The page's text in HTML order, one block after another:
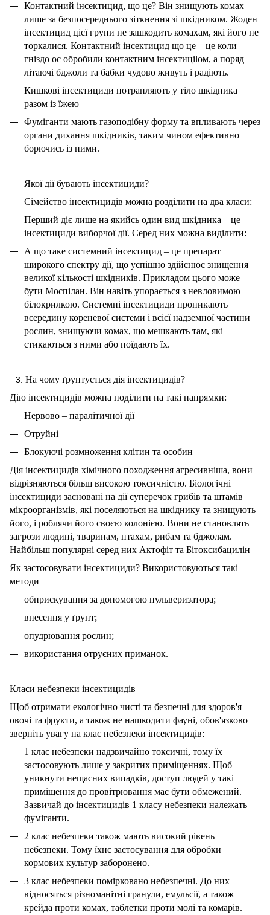
Контактний інсектицид, що це? Він знищують комах
лише за безпосереднього зіткнення зі шкідником. Жоден
інсектицид цієї групи не зашкодить комахам, які його не
торкалися. Контактний інсектицид що це – це коли
гніздо ос обробили контактним інсектиціlом, а поряд
літаючі бджоли та бабки чудово живуть і радіють.
Кишкові інсектициди потрапляють у тіло шкідника
разом із їжею
Фуміганти мають газоподібну форму та впливають через
органи дихання шкідників, таким чином ефективно
борючись із ними.
Якої дії бувають інсектициди?
Сімейство інсектицидів можна розділити на два класи:
Перший діє лише на якийсь один вид шкідника – це
інсектициди виборчої дії. Серед них можна виділити:
А що таке системний інсектицид – це препарат
широкого спектру дії, що успішно здійснює знищення
великої кількості шкідників. Прикладом цього може
бути Моспілан. Він навіть упорається з невловимою
білокрилкою. Системні інсектициди проникають
всередину кореневої системи і всієї надземної частини
рослин, знищуючи комах, що мешкають там, які
стикаються з ними або поїдають їх.
На чому ґрунтується дія інсектицидів?
Дію інсектицидів можна поділити на такі напрямки:
Нервово – паралітичної дії
Отруйні
Блокуючі розмноження клітин та особин
Дія інсектицидів хімічного походження агресивніша, вони
відрізняються більш високою токсичністю. Біологічні
інсектициди засновані на дії суперечок грибів та штамів
мікроорганізмів, які поселяються на шкіднику та знищують
його, і роблячи його своєю колонією. Вони не становлять
загрози людині, тваринам, птахам, рибам та бджолам.
Найбільш популярні серед них Актофіт та Бітоксибацилін
Як застосовувати інсектициди? Використовуються такі
методи
обприскування за допомогою пульверизатора;
внесення у ґрунт;
опудрювання рослин;
використання отруєних приманок.
Класи небезпеки інсектицидів
Щоб отримати екологічно чисті та безпечні для здоров'я
овочі та фрукти, а також не нашкодити фауні, обов'язково
зверніть увагу на клас небезпеки інсектицидів:
1 клас небезпеки надзвичайно токсичні, тому їх
застосовують лише у закритих приміщеннях. Щоб
уникнути нещасних випадків, доступ людей у ​​такі
приміщення до провітрювання має бути обмежений.
Зазвичай до інсектицидів 1 класу небезпеки належать
фуміганти.
2 клас небезпеки також мають високий рівень
небезпеки. Тому їхнє застосування для обробки
кормових культур заборонено.
3 клас небезпеки помірковано небезпечні. До них
відносяться різноманітні гранули, емульсії, а також
крейда проти комах, таблетки проти молі та комарів.